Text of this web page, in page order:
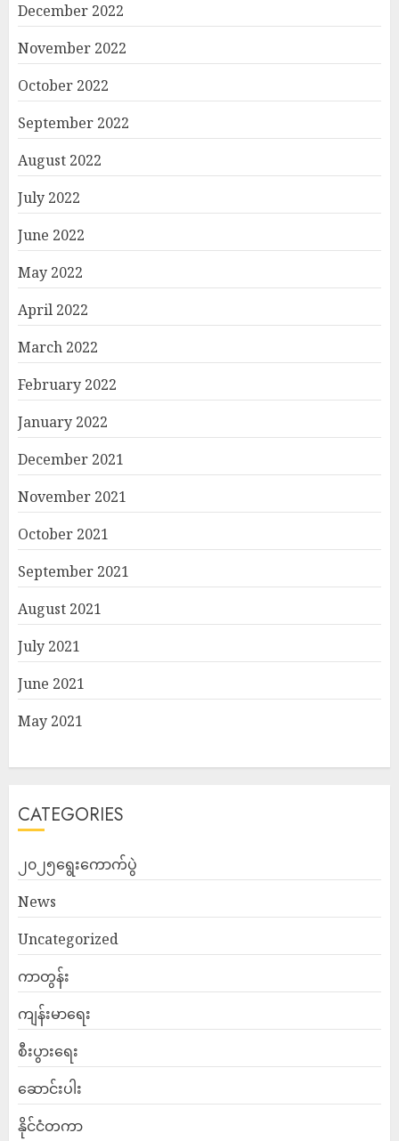
December 2022
November 2022
October 2022
September 2022
August 2022
July 2022
June 2022
May 2022
April 2022
March 2022
February 2022
January 2022
December 2021
November 2021
October 2021
September 2021
August 2021
July 2021
June 2021
May 2021
CATEGORIES
၂၀၂၅ရွေးကောက်ပွဲ
News
Uncategorized
ကာတွန်း
ကျန်းမာရေး
စီးပွားရေး
ဆောင်းပါး
နိုင်ငံတကာ